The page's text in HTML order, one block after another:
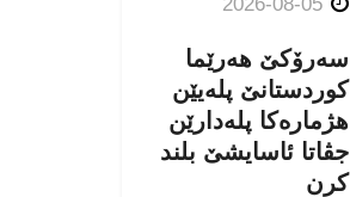
سەرۆکێ هەرێما
کوردستانێ پلەیێن
هژمارەكا پلەدارێن
جڤاتا ئاسایشێ بلند
كرن